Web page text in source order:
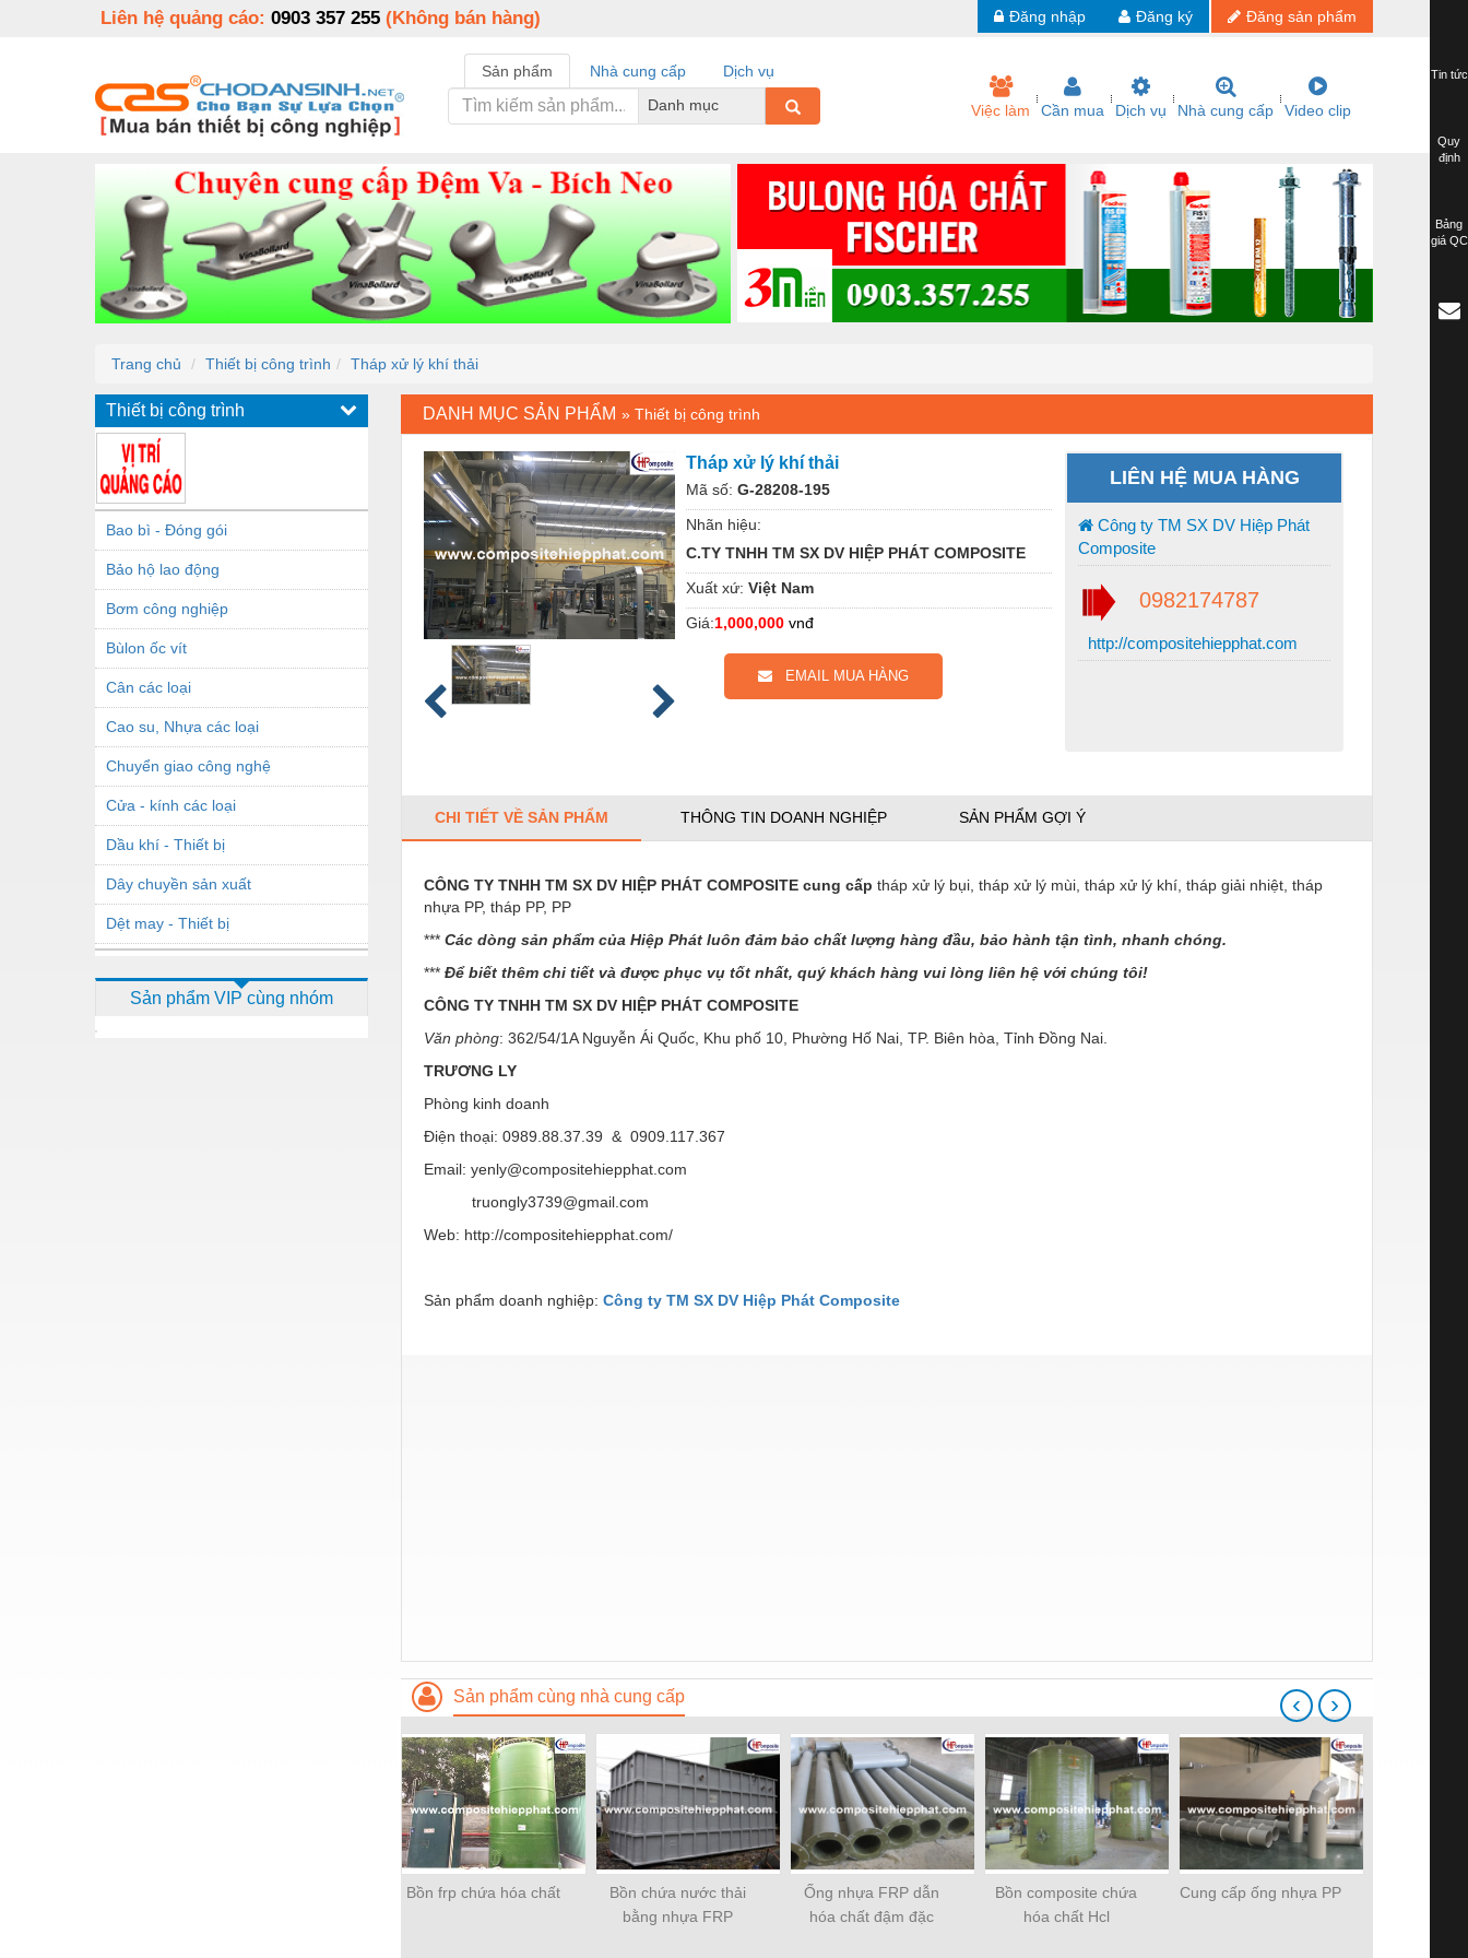
Liên hệ quảng cáo: 0903 357 255 (Không bán hàng) Đăng sản phẩm
Đăng ký
Đăng nhập
Sản phẩm Nhà cung cấp
Dịch vụ
Danh mục
Việc làm Cần mua Dịch vụ Nhà cung cấp Video clip
Trang chủ Thiết bị công trình Tháp xử lý khí thải
Thiết bị công trình
Bao bì - Đóng gói
Bảo hộ lao động
Bơm công nghiệp
Bùlon ốc vít
Cân các loại
Cao su, Nhựa các loại
Chuyển giao công nghệ
Cửa - kính các loại
Dầu khí - Thiết bị
Dây chuyền sản xuất
Dệt may - Thiết bị
Dịch vụ - Thi công
Sản phẩm VIP cùng nhóm
DANH MỤC SẢN PHẨM » Thiết bị công trình
Tháp xử lý khí thải
Mã số: G-28208-195
Nhãn hiệu:
C.TY TNHH TM SX DV HIỆP PHÁT COMPOSITE
Xuất xứ: Việt Nam
Giá:1,000,000 vnđ
EMAIL MUA HÀNG
LIÊN HỆ MUA HÀNG
Công ty TM SX DV Hiệp Phát
Composite
0982174787
http://compositehiepphat.com
CHI TIẾT VỀ SẢN PHẨM THÔNG TIN DOANH NGHIỆP SẢN PHẨM GỢI Ý
CÔNG TY TNHH TM SX DV HIỆP PHÁT COMPOSITE cung cấp tháp xử lý bụi, tháp xử lý mùi, tháp xử lý khí, tháp giải nhiệt, tháp
nhựa PP, tháp PP, PP
*** Các dòng sản phẩm của Hiệp Phát luôn đảm bảo chất lượng hàng đầu, bảo hành tận tình, nhanh chóng.
*** Để biết thêm chi tiết và được phục vụ tốt nhất, quý khách hàng vui lòng liên hệ với chúng tôi!
CÔNG TY TNHH TM SX DV HIỆP PHÁT COMPOSITE
Văn phòng: 362/54/1A Nguyễn Ái Quốc, Khu phố 10, Phường Hố Nai, TP. Biên hòa, Tỉnh Đồng Nai.
TRƯƠNG LY
Phòng kinh doanh
Điện thoại: 0989.88.37.39 & 0909.117.367
Email: yenly@compositehiepphat.com
truongly3739@gmail.com
Web: http://compositehiepphat.com/
Sản phẩm doanh nghiệp: Công ty TM SX DV Hiệp Phát Composite
Sản phẩm cùng nhà cung cấp
Bồn frp chứa hóa chất
Bồn chứa nước thải
bằng nhựa FRP
Ống nhựa FRP dẫn
hóa chất đậm đặc
Bồn composite chứa
hóa chất Hcl
Cung cấp ống nhựa PP
‹ ›
Tin tức
Quy
định
Bảng
giá QC